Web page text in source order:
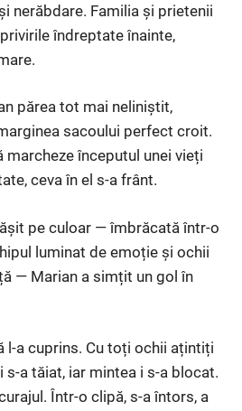
nerăbdare. Familia și prietenii
îndreptate înainte,
părea tot mai neliniștit,
sacoului perfect croit.
marcheze începutul unei vieți
ceva în el s-a frânt.
pe culoar — îmbrăcată într-o
luminat de emoție și ochii
— Marian a simțit un gol în
l-a cuprins. Cu toți ochii ațintiți
s-a tăiat, iar mintea i s-a blocat.
Într-o clipă, s-a întors, a